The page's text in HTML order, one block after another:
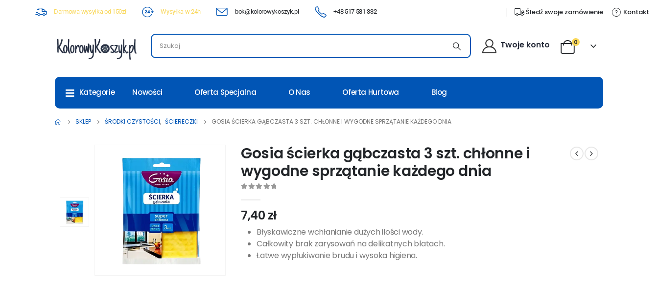
Darmowa wysyłka od 150zł Wysyłka w 24h bok@kolorowykoszyk.pl +48 517 581 332 Śledź swoje zamówienie Kontakt
Twoje konto 0
Kategorie Nowości Oferta Specjalna O Nas Oferta Hurtowa Blog
SKLEP ŚRODKI CZYSTOŚCI, ŚCIERECZKI GOSIA ŚCIERKA GĄBCZASTA 3 SZT. CHŁONNE I WYGODNE SPRZĄTANIE KAŻDEGO DNIA
Gosia ścierka gąbczasta 3 szt. chłonne i
wygodne sprzątanie każdego dnia
7,40 zł
Błyskawiczne wchłanianie dużych ilości wody.
Całkowity brak zarysowań na delikatnych blatach.
Łatwe wypłukiwanie brudu i wysoka higiena.